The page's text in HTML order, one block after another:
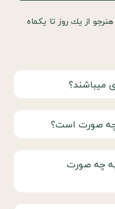
از يك روز تا يكماه
ميباشند؟
چه صورت است؟
چه صورت